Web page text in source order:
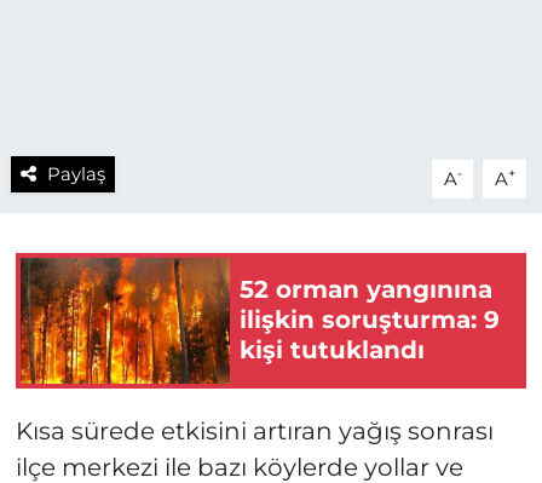
Paylaş A- A+
52 orman yangınına
ilişkin soruşturma: 9
kişi tutuklandı
Kısa sürede etkisini artıran yağış sonrası
ilçe merkezi ile bazı köylerde yollar ve